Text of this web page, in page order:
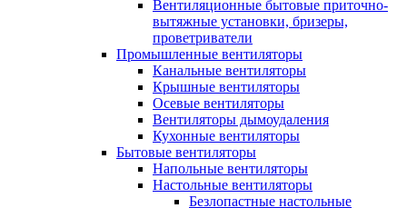
Вентиляционные бытовые приточно-
вытяжные установки, бризеры,
проветриватели
Промышленные вентиляторы
Канальные вентиляторы
Крышные вентиляторы
Осевые вентиляторы
Вентиляторы дымоудаления
Кухонные вентиляторы
Бытовые вентиляторы
Напольные вентиляторы
Настольные вентиляторы
Безлопастные настольные